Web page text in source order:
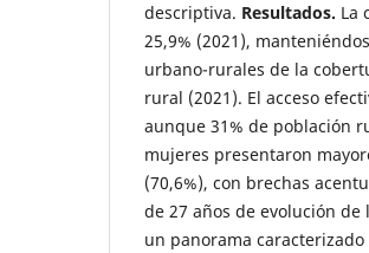
descriptiva. Resultados. La
25,9% (2021),
urbano-rurales de la
rural (2021). El acceso
aunque 31% de población
mujeres presentaron
(70,6%), con brechas
de 27 años de evolución
un panorama